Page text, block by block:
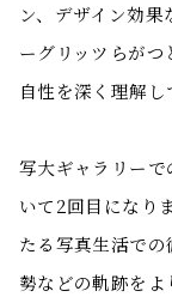
ン、デザイン効
ーグリッツらが
自性を深く理解し
写大ギャラリー
いて2回目になり
たる写真生活で
勢などの軌跡を